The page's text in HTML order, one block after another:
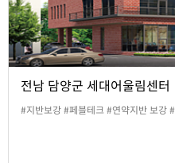
전남 담양군 세대어울림센터
#지반보강 #페블테크 #연약지반 보강